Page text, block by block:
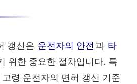
갱신은 운전자의 안전 과 타
위한 중요한 절차입니다. 특
령 운전자의 면허 갱신 기준